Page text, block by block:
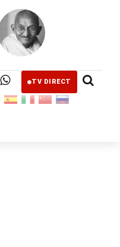
TV DIRECT